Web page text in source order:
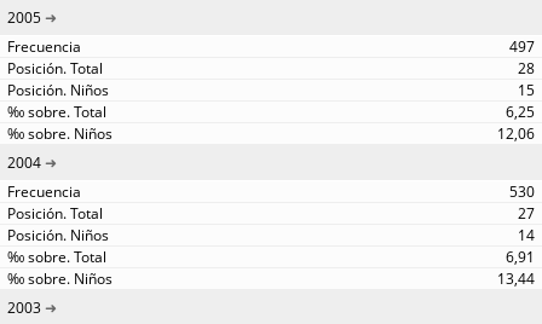
2005
497
28
15
6,25
12,06
2004
530
27
14
6,91
13,44
2003